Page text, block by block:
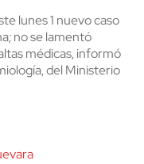
lunes 1 nuevo caso
no se lamentó
médicas, informó
del Ministerio